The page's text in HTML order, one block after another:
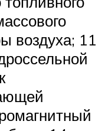
воздуха; 11